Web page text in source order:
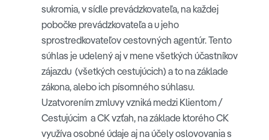
sukromia, v sídle prevádzkovateľa, na každej
pobočke prevádzkovateľa a u jeho
sprostredkovateľov cestovných agentúr. Tento
súhlas je udelený aj v mene všetkých účastníkov
zájazdu (všetkých cestujúcich) a to na základe
zákona, alebo ich písomného súhlasu.
Uzatvorením zmluvy vzniká medzi Klientom /
Cestujúcim a CK vzťah, na základe ktorého CK
využíva osobné údaje aj na účely oslovovania s